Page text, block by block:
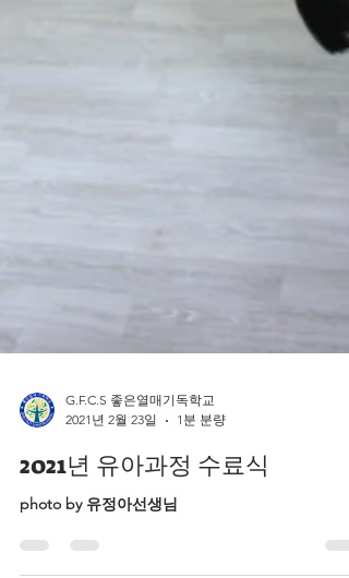
2021년 2월 23일
1분 분량
2021년 유아과정 수료식
photo by 유정아선생님